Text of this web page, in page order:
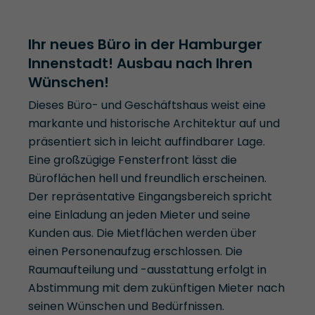
Ihr neues Büro in der Hamburger
Innenstadt! Ausbau nach Ihren
Wünschen!
Dieses Büro- und Geschäftshaus weist eine
markante und historische Architektur auf und
präsentiert sich in leicht auffindbarer Lage.
Eine großzügige Fensterfront lässt die
Büroflächen hell und freundlich erscheinen.
Der repräsentative Eingangsbereich spricht
eine Einladung an jeden Mieter und seine
Kunden aus. Die Mietflächen werden über
einen Personenaufzug erschlossen. Die
Raumaufteilung und -ausstattung erfolgt in
Abstimmung mit dem zukünftigen Mieter nach
seinen Wünschen und Bedürfnissen.